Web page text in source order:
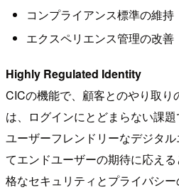
コンプライアンス標準の維持
エクスペリエンス管理の改善
Highly Regulated Identity
CICの機能で、顧客とのやり取り
は、ログインにとどまらない課題
ユーザーフレンドリーなデジタ
てエンドユーザーの期待に応え
格なセキュリティとプライバシ